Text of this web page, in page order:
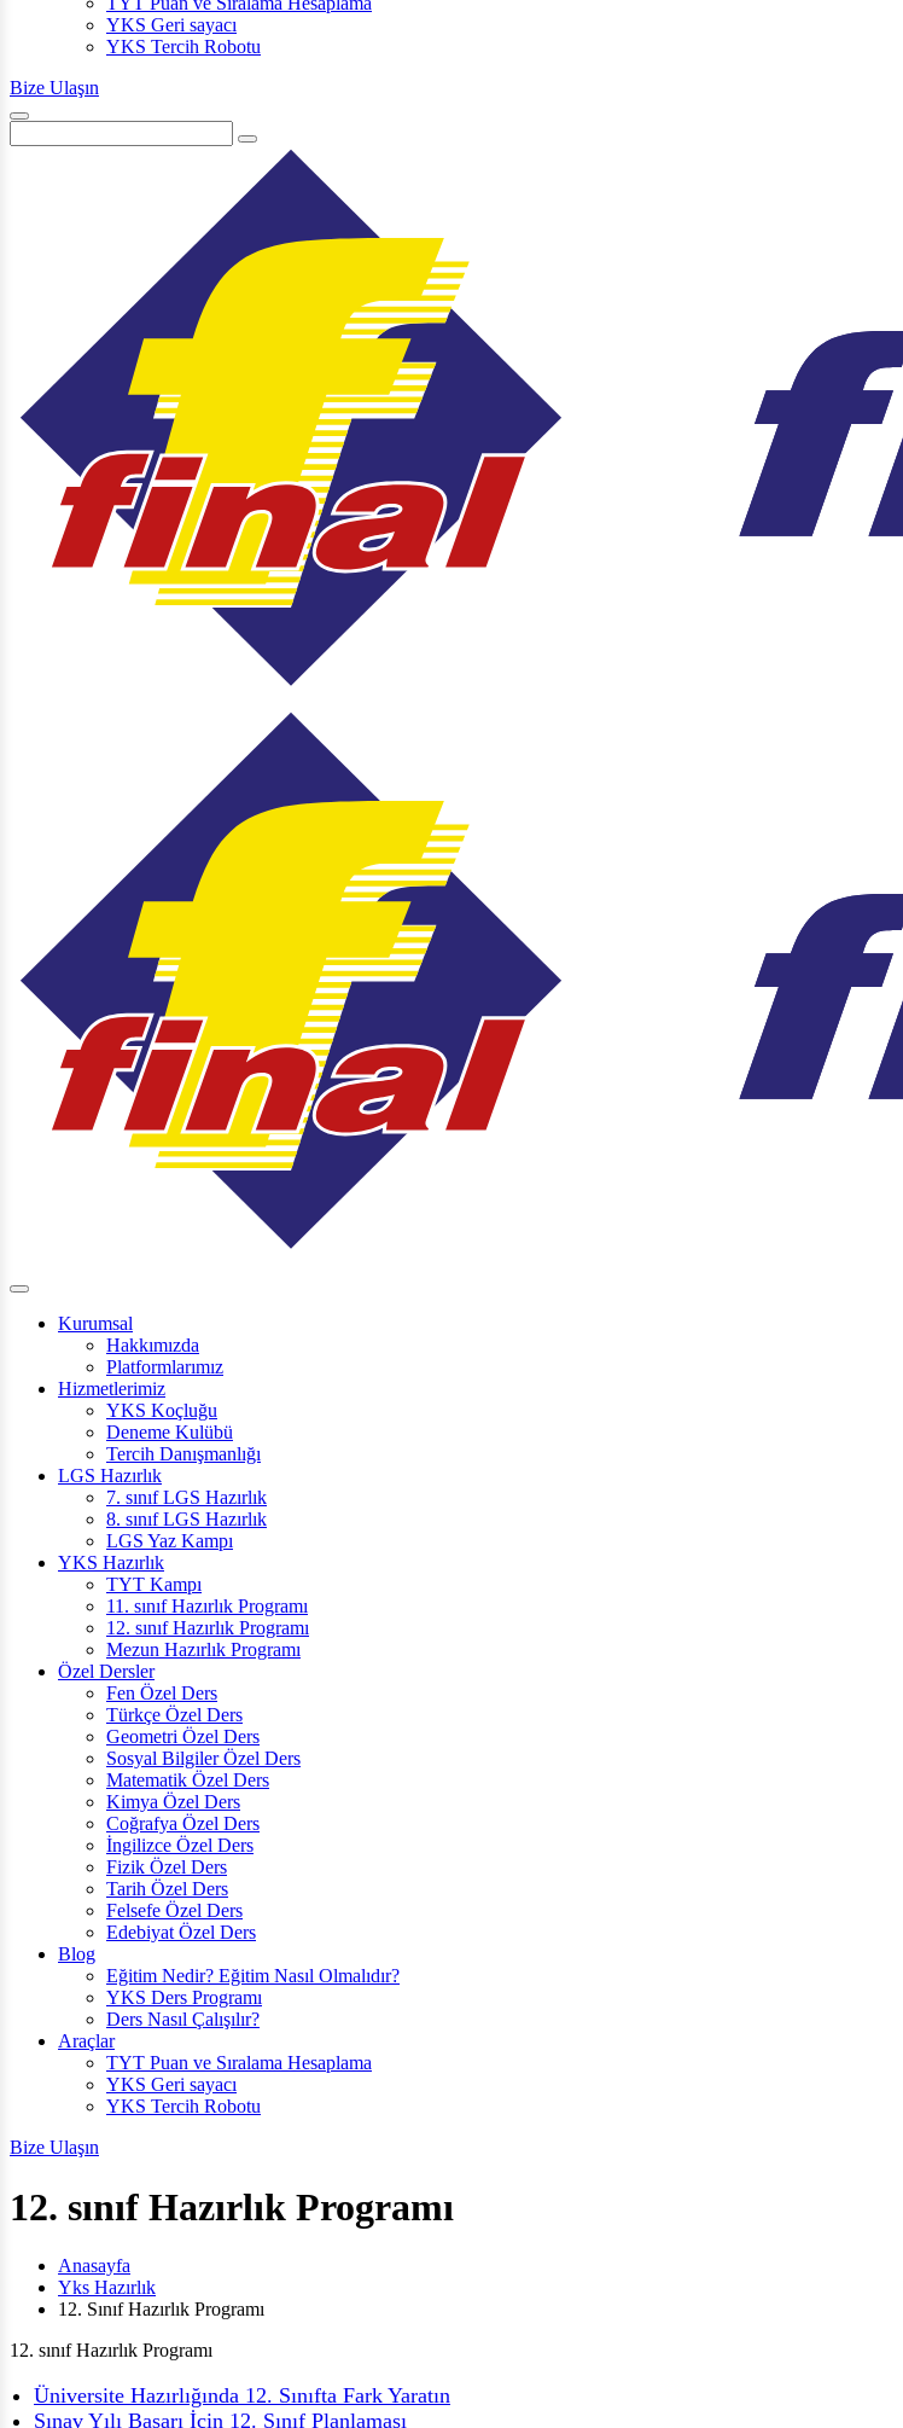
YKS Geri sayacı
YKS Tercih Robotu
Bize Ulaşın
Kurumsal
Hakkımızda
Platformlarımız
Hizmetlerimiz
YKS Koçluğu
Deneme Kulübü
Tercih Danışmanlığı
LGS Hazırlık
7. sınıf LGS Hazırlık
8. sınıf LGS Hazırlık
LGS Yaz Kampı
YKS Hazırlık
TYT Kampı
11. sınıf Hazırlık Programı
12. sınıf Hazırlık Programı
Mezun Hazırlık Programı
Özel Dersler
Fen Özel Ders
Türkçe Özel Ders
Geometri Özel Ders
Sosyal Bilgiler Özel Ders
Matematik Özel Ders
Kimya Özel Ders
Coğrafya Özel Ders
İngilizce Özel Ders
Fizik Özel Ders
Tarih Özel Ders
Felsefe Özel Ders
Edebiyat Özel Ders
Blog
Eğitim Nedir? Eğitim Nasıl Olmalıdır?
YKS Ders Programı
Ders Nasıl Çalışılır?
Araçlar
TYT Puan ve Sıralama Hesaplama
YKS Geri sayacı
YKS Tercih Robotu
Bize Ulaşın
12. sınıf Hazırlık Programı
Anasayfa
Yks Hazırlık
12. Sınıf Hazırlık Programı
12. sınıf Hazırlık Programı
Üniversite Hazırlığında 12. Sınıfta Fark Yaratın
Sınav Yılı Başarı İçin 12. Sınıf Planlaması